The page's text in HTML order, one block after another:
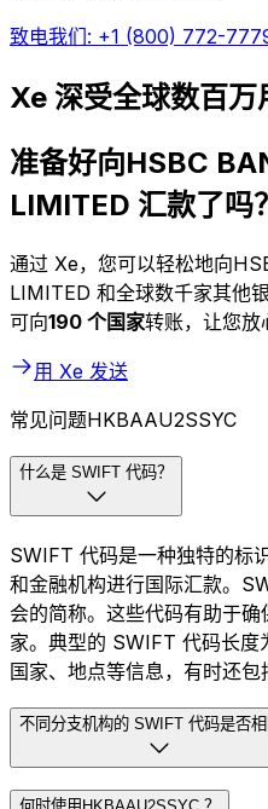
致电我们: +1 (800) 772-
Xe 深受全球数百万
准备好向HSBC
LIMITED 汇款了吗？
通过 Xe，您可以轻松地向
LIMITED 和全球数千家其他
可向190 个国家转账，让您放
用 Xe 发送
常见问题HKBAAU2SSYC
什么是 SWIFT 代码？
SWIFT 代码是一种独特的标
和金融机构进行国际汇款。
会的简称。这些代码有助于
家。典型的 SWIFT 代码长度
国家、地点等信息，有时还包
不同分支机构的 SWIFT 代码是否相